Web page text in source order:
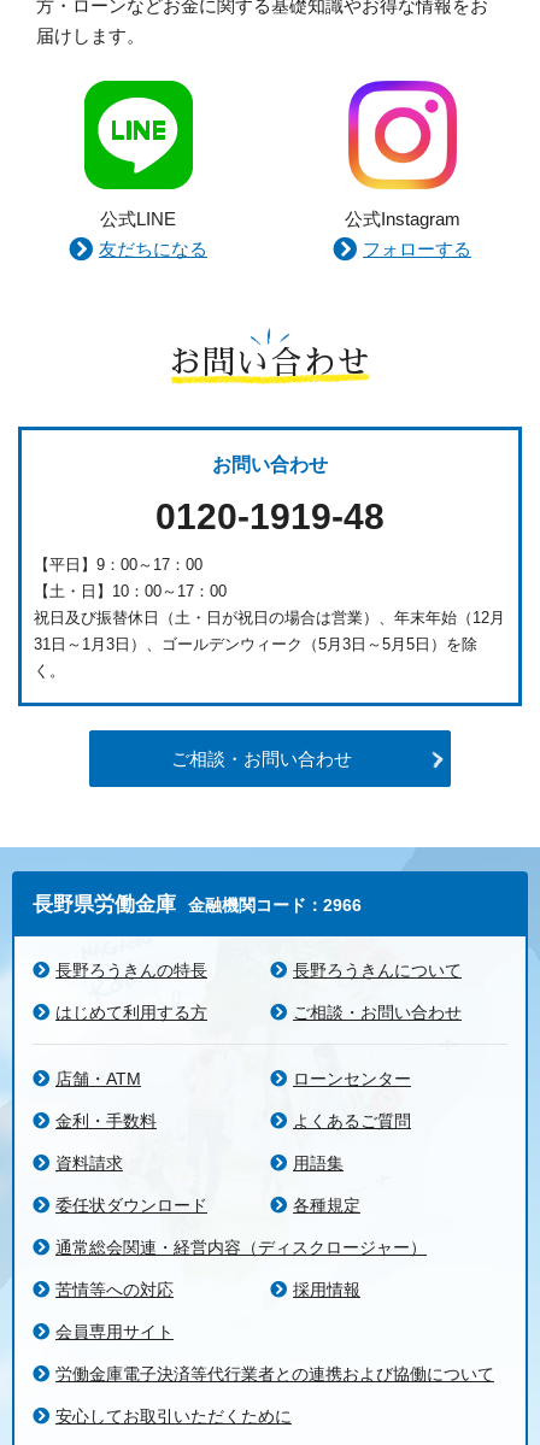
方・ローンなどお金に関する基礎知識やお得な情報をお
届けします。
公式LINE
友だちになる
公式Instagram
フォローする
お問い合わせ
お問い合わせ
0120-1919-48
【平日】9：00～17：00
【土・日】10：00～17：00
祝日及び振替休日（土・日が祝日の場合は営業）、年末年始（12月
31日～1月3日）、ゴールデンウィーク（5月3日～5月5日）を除
く。
ご相談・お問い合わせ
長野県労働金庫 金融機関コード：2966
長野ろうきんの特長 長野ろうきんについて
はじめて利用する方 ご相談・お問い合わせ
店舗・ATM ローンセンター
金利・手数料 よくあるご質問
資料請求 用語集
委任状ダウンロード 各種規定
通常総会関連・経営内容（ディスクロージャー）
苦情等への対応 採用情報
会員専用サイト
労働金庫電子決済等代行業者との連携および協働について
安心してお取引いただくために